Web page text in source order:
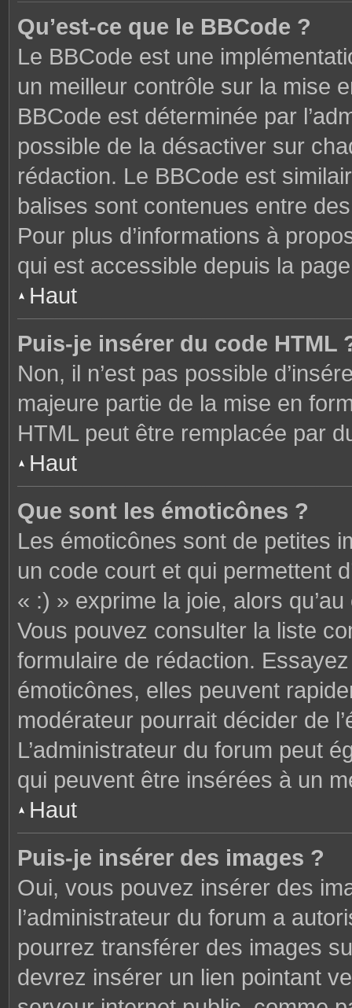
Qu’est-ce que le BBCode ?
Le BBCode est une
un meilleur contrôle sur la mise
BBCode est déterminée par
possible de la désactiver sur
rédaction. Le BBCode est
balises sont contenues entre
Pour plus d’informations à
qui est accessible depuis la
Haut
Puis-je insérer du code HTML
Non, il n’est pas possible
majeure partie de la mise en
HTML peut être remplacée par
Haut
Que sont les émoticônes ?
Les émoticônes sont de petites
un code court et qui permettent
« :) » exprime la joie, alors
Vous pouvez consulter la liste
formulaire de rédaction.
émoticônes, elles peuvent
modérateur pourrait décider de
L’administrateur du forum peut
qui peuvent être insérées à un
Haut
Puis-je insérer des images ?
Oui, vous pouvez insérer des
l’administrateur du forum a
pourrez transférer des images
devrez insérer un lien pointant